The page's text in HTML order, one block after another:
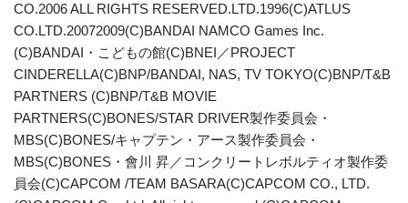
CO.2006 ALL RIGHTS RESERVED.LTD.1996(C)ATLUS
CO.LTD.20072009(C)BANDAI NAMCO Games Inc.
(C)BANDAI・こどもの館(C)BNEI／PROJECT
CINDERELLA(C)BNP/BANDAI, NAS, TV TOKYO(C)BNP/T&B
PARTNERS (C)BNP/T&B MOVIE
PARTNERS(C)BONES/STAR DRIVER製作委員会・
MBS(C)BONES/キャプテン・アース製作委員会・
MBS(C)BONES・會川 昇／コンクリートレボルティオ製作委
員会(C)CAPCOM /TEAM BASARA(C)CAPCOM CO., LTD.